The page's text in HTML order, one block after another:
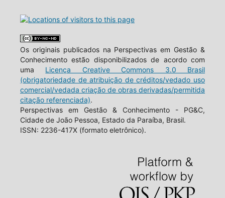
Os originais publicados na Perspectivas em Gestão &
Conhecimento estão disponibilizados de acordo com
uma Licença Creative Commons 3.0 Brasil
(obrigatoriedade de atribuição de créditos/vedado uso
comercial/vedada criação de obras derivadas/permitida
citação referenciada).
Perspectivas em Gestão & Conhecimento - PG&C,
Cidade de João Pessoa, Estado da Paraíba, Brasil.
ISSN: 2236-417X (formato eletrônico).